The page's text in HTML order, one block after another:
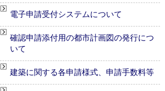
電子申請受付システムについて
確認申請添付用の都市計画図の発行につ
いて
建築に関する各申請様式、申請手数料等